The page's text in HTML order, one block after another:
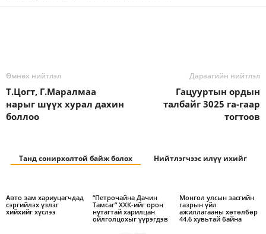
Өмнөх нийтлэл
Т.Цогт, Г.Маралмаа
нарыг шүүх хурал дахин
боллоо
Дараагийн нийтлэл
Гацууртын ордын
талбайг 3025 га-гаар
тогтоов
Танд сонирхолтой байж болох Нийтлэгчээс илүү ихийг
Авто зам хариуцагчдад
сэргийлэх үзлэг
хийхийг хүслээ
“Петрочайна Дачин
Тамсаг” ХХК-ийг орон
нутагтай харилцан
ойлголцохыг үүрэгдэв
Монгол улсын засгийн
газрын үйл
ажиллагааны хөтөлбөр
44.6 хувьтай байна